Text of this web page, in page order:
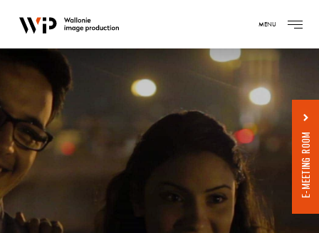
MENU
E-MEETING ROOM